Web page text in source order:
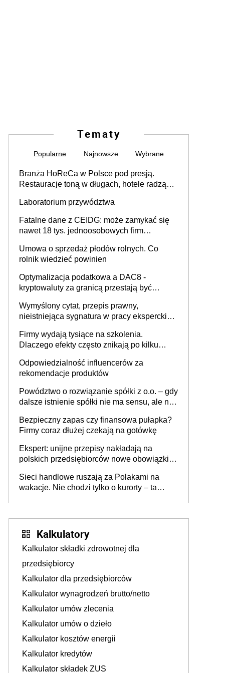
Tematy
Popularne Najnowsze Wybrane
Branża HoReCa w Polsce pod presją.
Restauracje toną w długach, hotele radzą
Laboratorium przywództwa
Fatalne dane z CEIDG: może zamykać się
nawet 18 tys. jednoosobowych firm
Umowa o sprzedaż płodów rolnych. Co
rolnik wiedzieć powinien
Optymalizacja podatkowa a DAC8 -
kryptowaluty za granicą przestają być
Wymyślony cytat, przepis prawny,
nieistniejąca sygnatura w pracy eksperckiej -
firmie
Firmy wydają tysiące na szkolenia.
Dlaczego efekty często znikają po kilku
Odpowiedzialność influencerów za
rekomendacje produktów
Powództwo o rozwiązanie spółki z o.o. – gdy
dalsze istnienie spółki nie ma sensu, ale nie
Bezpieczny zapas czy finansowa pułapka?
Firmy coraz dłużej czekają na gotówkę
Ekspert: unijne przepisy nakładają na
polskich przedsiębiorców nowe obowiązki w
Sieci handlowe ruszają za Polakami na
wakacje. Nie chodzi tylko o kurorty – ta
Kalkulatory
Kalkulator składki zdrowotnej dla
przedsiębiorcy
Kalkulator dla przedsiębiorców
Kalkulator wynagrodzeń brutto/netto
Kalkulator umów zlecenia
Kalkulator umów o dzieło
Kalkulator kosztów energii
Kalkulator kredytów
Kalkulator składek ZUS